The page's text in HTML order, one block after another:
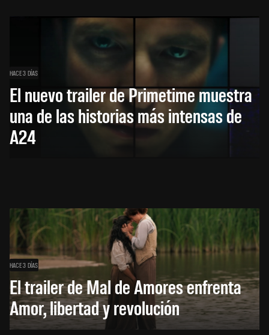
HACE 3 DÍAS
El nuevo trailer de Primetime muestra
una de las historias más intensas de
A24
HACE 3 DÍAS
El trailer de Mal de Amores enfrenta
Amor, libertad y revolución